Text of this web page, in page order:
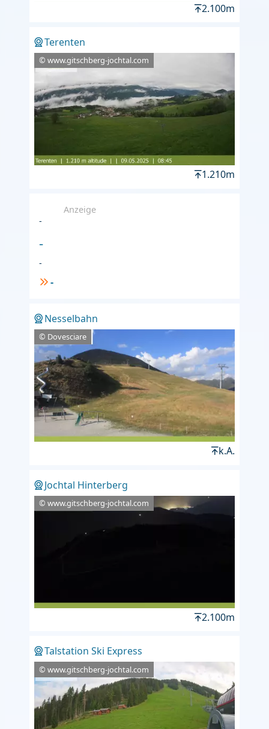
2.100m
Terenten
© www.gitschberg-jochtal.com
1.210m
Anzeige
-
-
-
-
Nesselbahn
© Dovesciare
k.A.
Jochtal Hinterberg
© www.gitschberg-jochtal.com
2.100m
Talstation Ski Express
© www.gitschberg-jochtal.com